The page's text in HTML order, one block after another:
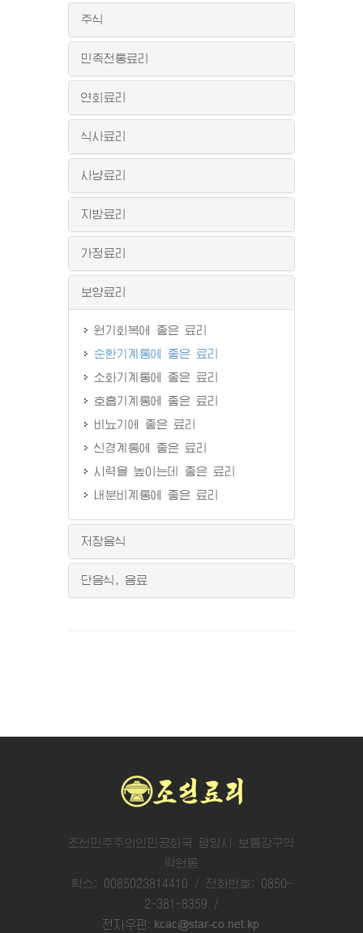
주식
민족전통료리
연회료리
식사료리
사냥료리
지방료리
가정료리
보양료리
원기회복에 좋은 료리
순환기계통에 좋은 료리
소화기계통에 좋은 료리
호흡기계통에 좋은 료리
비뇨기에 좋은 료리
신경계통에 좋은 료리
시력을 높이는데 좋은 료리
내분비계통에 좋은 료리
저장음식
단음식, 음료
조선민주주의인민공화국 평양시 보통강구역
락원동
확스: 0085023814410 / 전화번호: 0850-
2-381-8359 /